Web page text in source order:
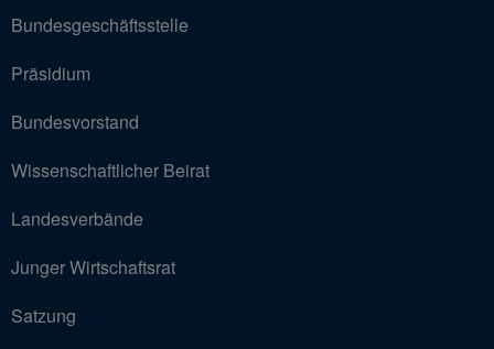
Bundesgeschäftsstelle
Präsidium
Bundesvorstand
Wissenschaftlicher Beirat
Landesverbände
Junger Wirtschaftsrat
Satzung